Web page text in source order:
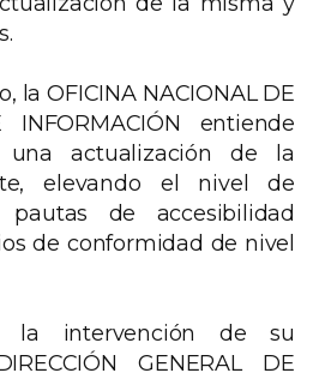
la OFICINA NACIONAL DE
INFORMACIÓN entiende
una actualización de la
elevando el nivel de
de accesibilidad
de conformidad de nivel
la intervención de su
GENERAL DE